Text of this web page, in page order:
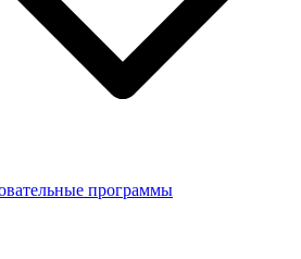
программы